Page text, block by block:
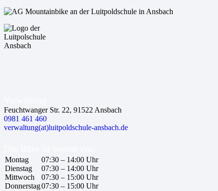
Feuchtwanger Str. 22, 91522 Ansbach
0981 461 460
verwaltung(at)luitpoldschule-ansbach.de
Montag
Dienstag
Mittwoch
Donnerstag
07:30 – 14:00 Uhr
07:30 – 14:00 Uhr
07:30 – 15:00 Uhr
07:30 – 15:00 Uhr